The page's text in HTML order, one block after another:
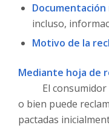
incluso,
Motivo de la
Mediante hoja de
El consumidor
o bien puede
pactadas